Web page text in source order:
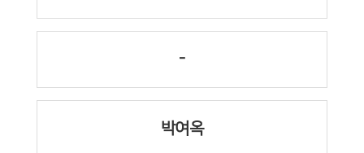
-
박여옥